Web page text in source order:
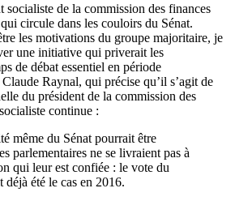
socialiste de la commission des finances
circule dans les couloirs du Sénat.
les motivations du groupe majoritaire, je
une initiative qui priverait les
de débat essentiel en période
Raynal, qui précise qu’il s’agit de
du président de la commission des
continue :
même du Sénat pourrait être
parlementaires ne se livraient pas à
qui leur est confiée : le vote du
déjà été le cas en 2016.